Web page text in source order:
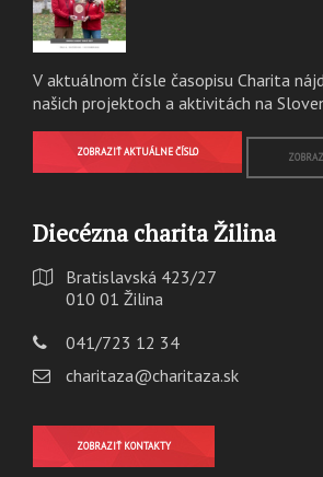
V aktuálnom čísle časopisu Charita
našich projektoch a aktivitách na
ZOBRAZIŤ AKTUÁLNE ČÍSLO
Diecézna charita Žilina
Bratislavská 423/27
010 01 Žilina
041/723 12 34
charitaza@charitaza.sk
ZOBRAZIŤ KONTAKTY